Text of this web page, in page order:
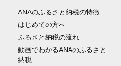
ANAのふるさと納税の特徴
はじめての方へ
ふるさと納税の流れ
動画でわかるANAのふるさと
納税